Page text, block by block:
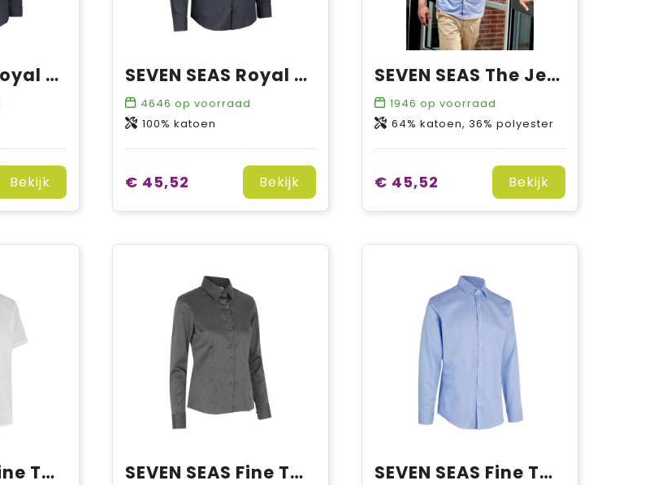
SEVEN SEAS Royal Oxford | slim
Bekijk
SEVEN SEAS Royal Oxford | modern
4646 op voorraad
100% katoen
€ 45,52 Bekijk
SEVEN SEAS The Jersey | slim
1946 op voorraad
64% katoen, 36% polyester
€ 45,52 Bekijk
SEVEN SEAS Fine Twill | modern | s/s SEVEN SEAS Fine Twill California | modern | dames SEVEN SEAS Fine Twill California | slim